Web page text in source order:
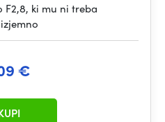
F2,8, ki mu ni treba
€